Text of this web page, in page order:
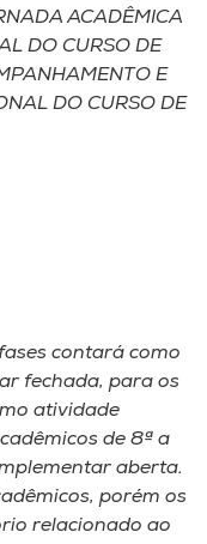
ACADÊMICA
DO CURSO DE
E
DO CURSO DE
contará como
fechada, para os
atividade
de 8ª a
aberta.
porém os
relacionado ao